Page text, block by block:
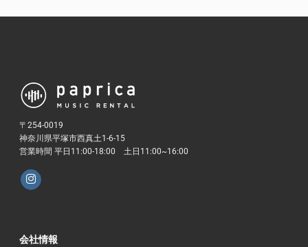
〒254-0019
神奈川県平塚市西真土1-6-15
営業時間 平日11:00-18:00 土日11:00~16:00
会社情報